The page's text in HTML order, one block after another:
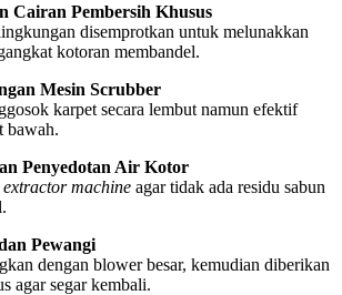
Cairan Pembersih Khusus
disemprotkan untuk melunakkan
kotoran membandel.
Mesin Scrubber
karpet secara lembut namun efektif
bawah.
Penyedotan Air Kotor
extractor machine agar tidak ada residu sabun
Pewangi
dengan blower besar, kemudian diberikan
agar segar kembali.